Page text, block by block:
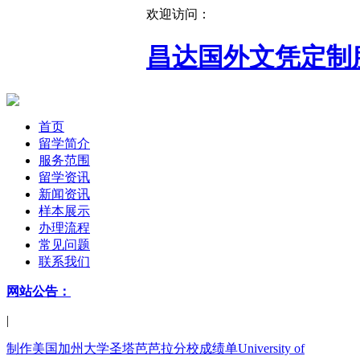
欢迎访问：
昌达国外文凭定制
首页
留学简介
服务范围
留学资讯
新闻资讯
样本展示
办理流程
常见问题
联系我们
网站公告：
|
制作美国加州大学圣塔芭芭拉分校成绩单University of